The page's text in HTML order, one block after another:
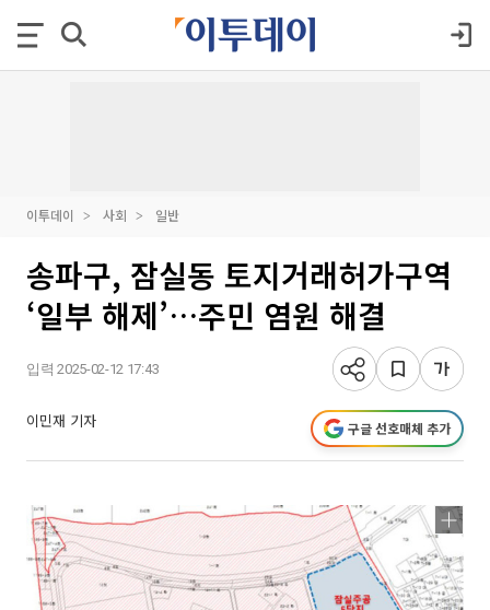
이투데이 사회 일반
송파구, 잠실동 토지거래허가구역
‘일부 해제’…주민 염원 해결
입력 2025-02-12 17:43
이민재 기자 구글 선호매체 추가